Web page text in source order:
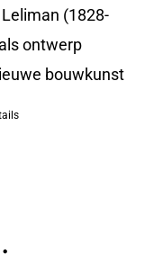
(1828-
ontwerp
bouwkunst